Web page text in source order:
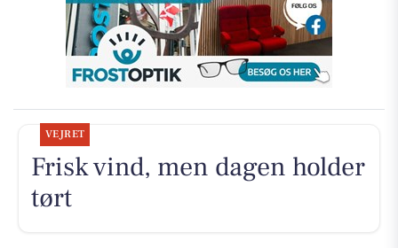
VEJRET
Frisk vind, men dagen holder
tørt